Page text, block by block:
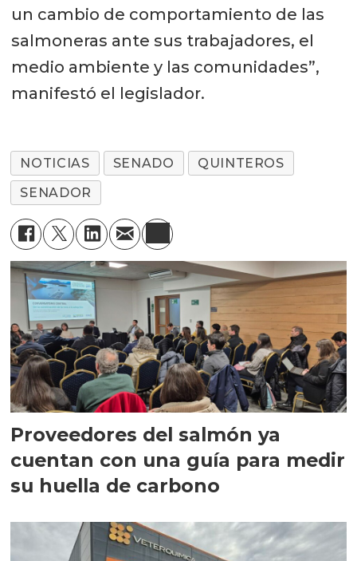
un cambio de comportamiento de las
salmoneras ante sus trabajadores, el
medio ambiente y las comunidades”,
manifestó el legislador.
NOTICIAS SENADO
QUINTEROS
SENADOR
Proveedores del salmón ya
cuentan con una guía para medir
su huella de carbono